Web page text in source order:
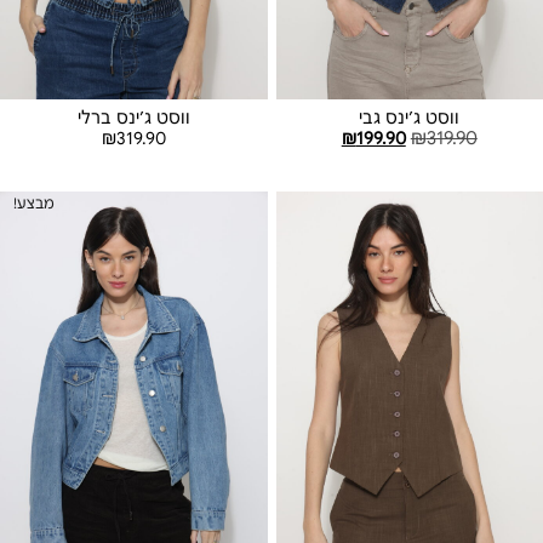
ווסט ג׳ינס גבי
₪319.90
₪199.90
ווסט ג׳ינס ברלי
₪319.90
מבצע!